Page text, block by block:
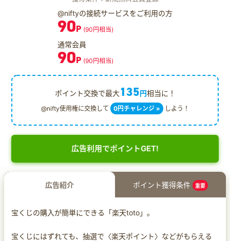
@niftyの接続サービスをご利用の方
90P (90円相当)
通常会員
90P (90円相当)
ポイント交換で最大135円相当に！
@nifty使用権に交換して 0円チャレンジ » しよう！
広告利用でポイントGET!
広告紹介 ポイント獲得条件 重要
宝くじの購入が簡単にできる「楽天toto」。
宝くじにはずれても、抽選で〈楽天ポイント〉などがもらえる